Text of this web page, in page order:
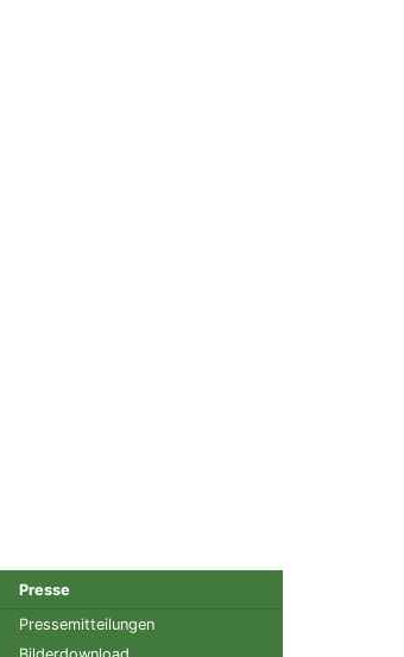
Presse
Pressemitteilungen